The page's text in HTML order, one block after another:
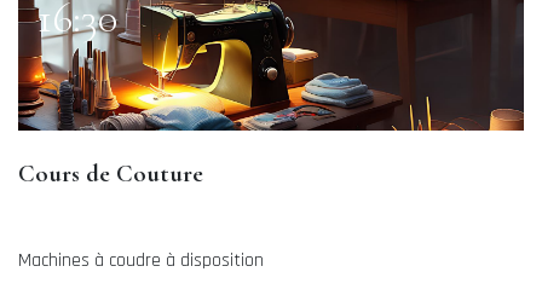
16:30
Cours de Couture
Machines à coudre à disposition